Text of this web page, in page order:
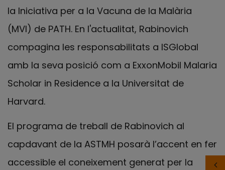
la Iniciativa per a la Vacuna de la Malària
(MVI) de PATH. En l'actualitat, Rabinovich
compagina les responsabilitats a ISGlobal
amb la seva posició com a ExxonMobil Malaria
Scholar in Residence a la Universitat de
Harvard.
El programa de treball de Rabinovich al
capdavant de la ASTMH posarà l’accent en fer
accessible el coneixement generat per la